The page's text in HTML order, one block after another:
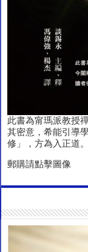
此書為甯瑪派教授
其密意，希能引導
修」，方為入正道。
郵購請點擊圖像